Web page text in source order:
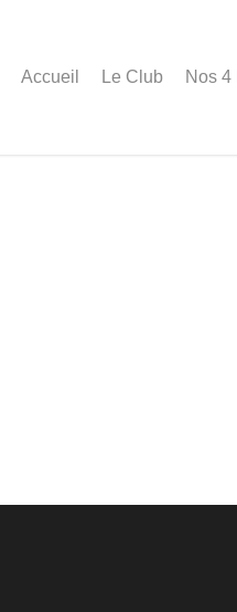
Accueil Le Club Nos 4